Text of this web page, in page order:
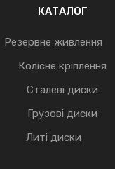
КАТАЛОГ
Резервне живлення
Колісне кріплення
Сталеві диски
Грузові диски
Литі диски